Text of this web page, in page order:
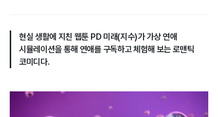
현실 생활에 지친 웹툰 PD 미래(지수)가 가상 연애
시뮬레이션을 통해 연애를 구독하고 체험해 보는 로맨틱
코미디​다.